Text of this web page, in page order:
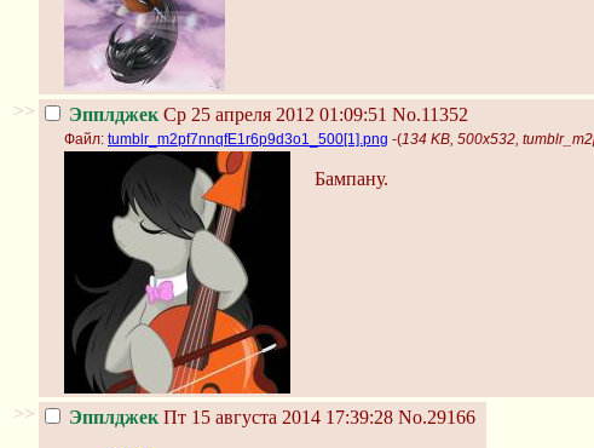
>> Эпплджек Ср 25 апреля 2012 01:09:51 No.11352
Файл: tumblr_m2pf7nnqfE1r6p9d3o1_500[1].png -(134 KB, 500x532,
Бампану.
>> Эпплджек Пт 15 августа 2014 17:39:28 No.29166